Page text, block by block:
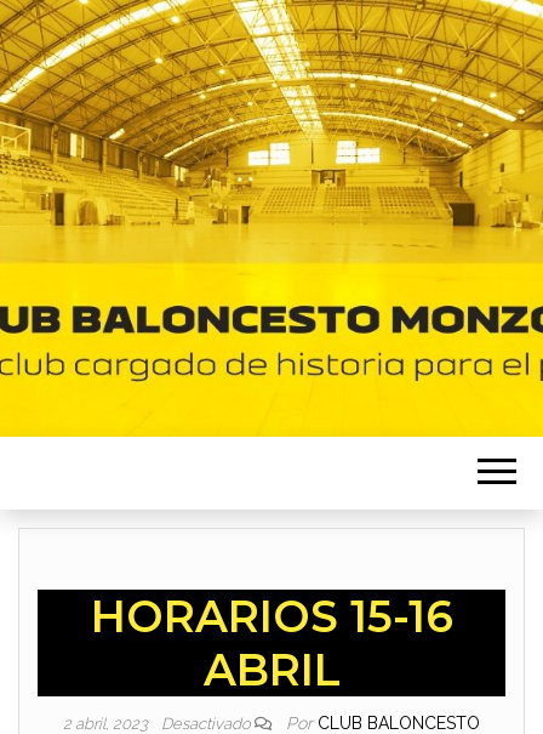
HORARIOS 15-16
ABRIL
2 abril, 2023 Desactivado Por CLUB BALONCESTO